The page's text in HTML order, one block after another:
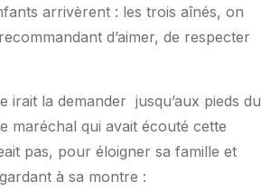
arrivèrent : les trois aînés, on
d’aimer, de respecter
irait la demander jusqu’aux pieds du
maréchal qui avait écouté cette
pas, pour éloigner sa famille et
à sa montre :